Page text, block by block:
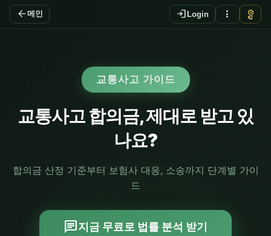
arrow_back 메인 login Login more_vert vpn_key
교통사고 가이드
교통사고 합의금, 제대로 받고 있
나요?
합의금 산정 기준부터 보험사 대응, 소송까지 단계별 가이
드
chat지금 무료로 법률 분석 받기